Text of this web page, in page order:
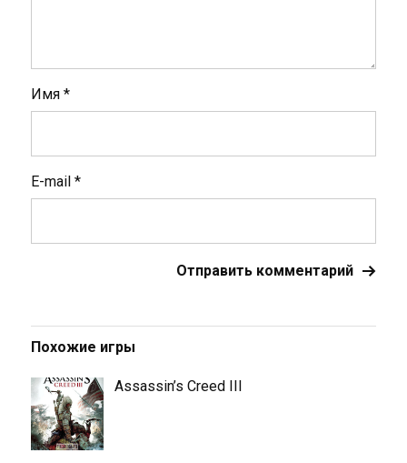
Имя *
E-mail *
Похожие игры
Assassin’s Creed III